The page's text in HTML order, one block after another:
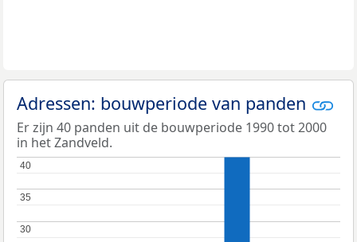
Adressen: bouwperiode van panden
Er zijn 40 panden uit de bouwperiode 1990 tot 2000
in het Zandveld.
30
30
35
35
40
40